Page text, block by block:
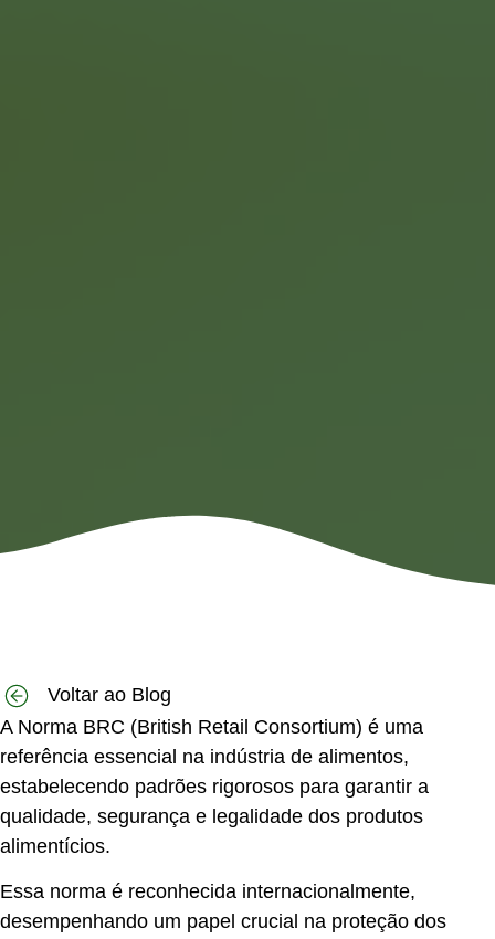
Voltar ao Blog
A Norma BRC (British Retail Consortium) é uma
referência essencial na indústria de alimentos,
estabelecendo padrões rigorosos para garantir a
qualidade, segurança e legalidade dos produtos
alimentícios.
Essa norma é reconhecida internacionalmente,
desempenhando um papel crucial na proteção dos